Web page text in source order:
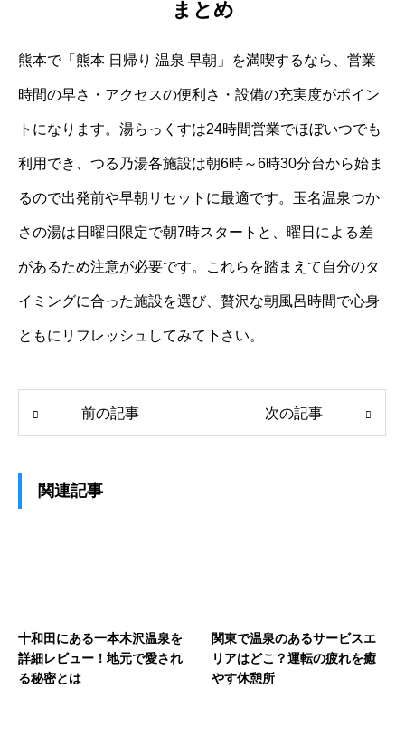
まとめ
熊本で「熊本 日帰り 温泉 早朝」を満喫するなら、営業
時間の早さ・アクセスの便利さ・設備の充実度がポイン
トになります。湯らっくすは24時間営業でほぼいつでも
利用でき、つる乃湯各施設は朝6時～6時30分台から始ま
るので出発前や早朝リセットに最適です。玉名温泉つか
さの湯は日曜日限定で朝7時スタートと、曜日による差
があるため注意が必要です。これらを踏まえて自分のタ
イミングに合った施設を選び、贅沢な朝風呂時間で心身
ともにリフレッシュしてみて下さい。
前の記事 次の記事
関連記事
十和田にある一本木沢温泉を
詳細レビュー！地元で愛され
る秘密とは
関東で温泉のあるサービスエ
リアはどこ？運転の疲れを癒
やす休憩所